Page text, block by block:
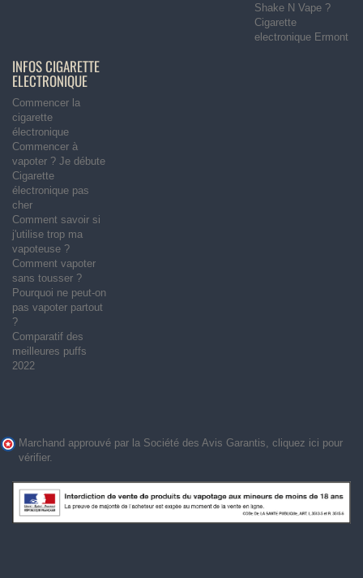
Shake N Vape ?
Cigarette
electronique Ermont
INFOS CIGARETTE
ELECTRONIQUE
Commencer la
cigarette
électronique
Commencer à
vapoter ? Je débute
Cigarette
électronique pas
cher
Comment savoir si
j'utilise trop ma
vapoteuse ?
Comment vapoter
sans tousser ?
Pourquoi ne peut-on
pas vapoter partout
?
Comparatif des
meilleures puffs
2022
Marchand approuvé par la Société des Avis Garantis, cliquez ici pour
vérifier.